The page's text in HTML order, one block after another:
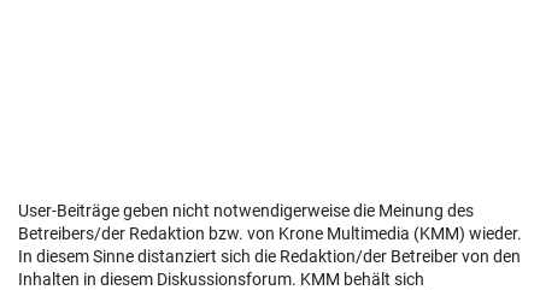
User-Beiträge geben nicht notwendigerweise die Meinung des
Betreibers/der Redaktion bzw. von Krone Multimedia (KMM) wieder.
In diesem Sinne distanziert sich die Redaktion/der Betreiber von den
Inhalten in diesem Diskussionsforum. KMM behält sich